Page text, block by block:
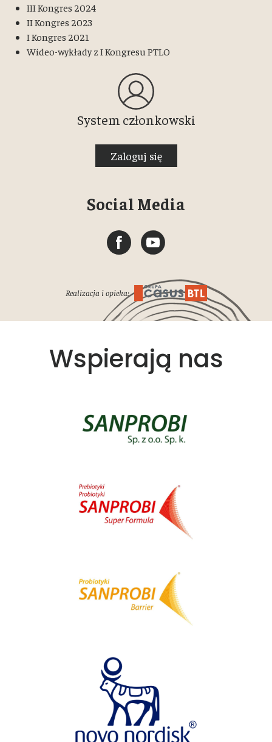
III Kongres 2024
II Kongres 2023
I Kongres 2021
Wideo-wykłady z I Kongresu PTLO
System członkowski
Zaloguj się
Social Media
Realizacja i opieka:
Wspierają nas